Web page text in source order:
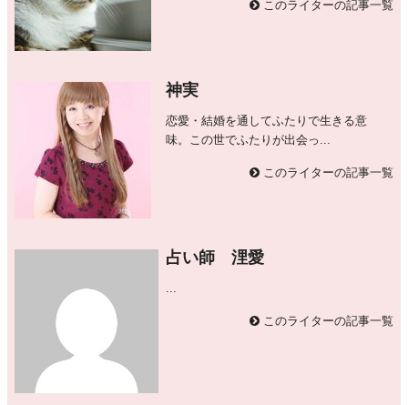
このライターの記事一覧
神実
恋愛・結婚を通してふたりで生きる意
味。この世でふたりが出会っ...
このライターの記事一覧
占い師 浬愛
...
このライターの記事一覧